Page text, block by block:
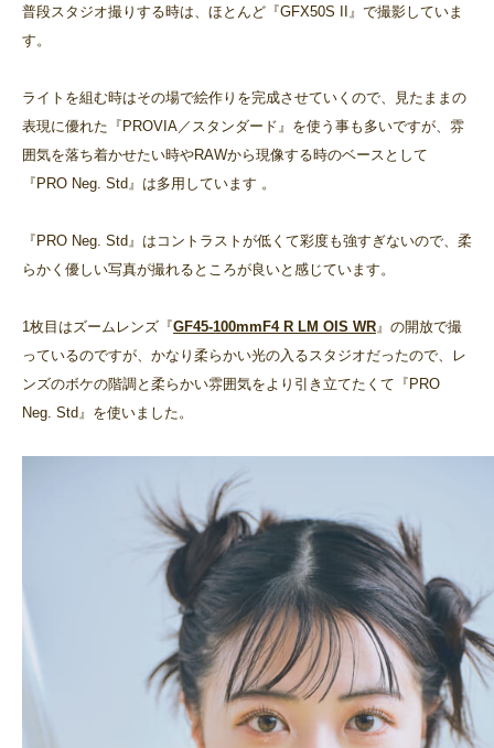
普段スタジオ撮りする時は、ほとんど『GFX50S II』で撮影していま
す。‬
ライトを組む時はその場で絵作りを完成させていくので、見たままの
表現に優れた‬『PROVIA／スタンダード』を使う事も多いですが、雰
囲気を落ち着かせたい時やRAWから現像する時のベース‬として
『PRO Neg. Std』は多用しています 。‬
『PRO Neg. Std』はコントラストが低くて彩度も強すぎないので、柔
らかく優しい写真が撮れる‬ところが良いと感じています。‬
‭1枚目はズームレンズ‬『GF45-100mmF4 R LM OIS WR‬ 』の開放で撮
っているのですが、かなり‬柔らかい光の入るスタジオだったので、レ
ンズのボケの階調と柔らかい雰囲気をより引き立‬てたくて『PRO
Neg. Std』を使いました。‬‬‬‬‬